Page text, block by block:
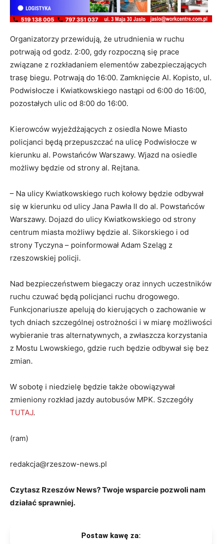
Organizatorzy przewidują, że utrudnienia w ruchu
potrwają od godz. 2:00, gdy rozpoczną się prace
związane z rozkładaniem elementów zabezpieczających
trasę biegu. Potrwają do 16:00. Zamknięcie Al. Kopisto, ul.
Podwisłocze i Kwiatkowskiego nastąpi od 6:00 do 16:00,
pozostałych ulic od 8:00 do 16:00.
Kierowców wyjeżdżających z osiedla Nowe Miasto
policjanci będą przepuszczać na ulicę Podwisłocze w
kierunku al. Powstańców Warszawy. Wjazd na osiedle
możliwy będzie od strony al. Rejtana.
– Na ulicy Kwiatkowskiego ruch kołowy będzie odbywał
się w kierunku od ulicy Jana Pawła II do al. Powstańców
Warszawy. Dojazd do ulicy Kwiatkowskiego od strony
centrum miasta możliwy będzie al. Sikorskiego i od
strony Tyczyna – poinformował Adam Szeląg z
rzeszowskiej policji.
Nad bezpieczeństwem biegaczy oraz innych uczestników
ruchu czuwać będą policjanci ruchu drogowego.
Funkcjonariusze apelują do kierujących o zachowanie w
tych dniach szczególnej ostrożności i w miarę możliwości
wybieranie tras alternatywnych, a zwłaszcza korzystania
z Mostu Lwowskiego, gdzie ruch będzie odbywał się bez
zmian.
W sobotę i niedzielę będzie także obowiązywał
zmieniony rozkład jazdy autobusów MPK. Szczegóły
TUTAJ.
(ram)
redakcja@rzeszow-news.pl
Czytasz Rzeszów News? Twoje wsparcie pozwoli nam
działać sprawniej.
Postaw kawę za: